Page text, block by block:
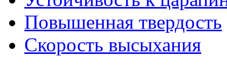
Повышенная твердость
Скорость высыхания